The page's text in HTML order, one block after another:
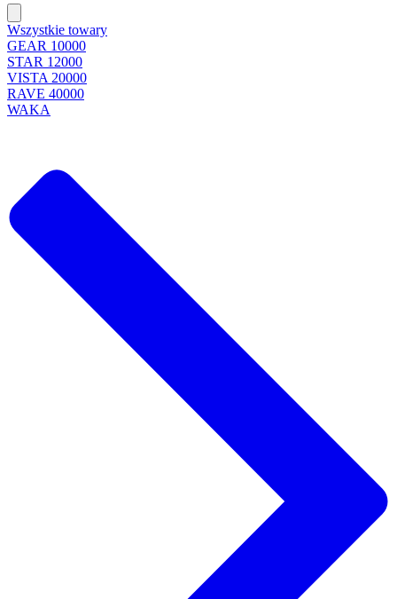
Wszystkie towary
GEAR 10000
STAR 12000
VISTA 20000
RAVE 40000
WAKA